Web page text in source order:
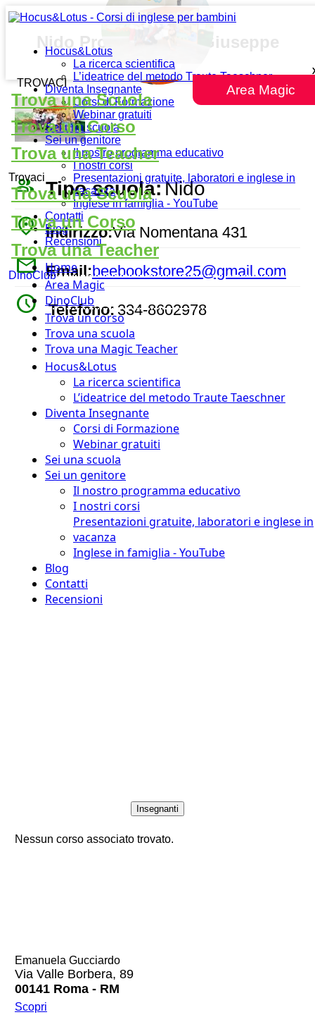
Hocus&Lotus
La ricerca scientifica
L’ideatrice del metodo Traute Taeschner
Diventa Insegnante
Corsi di Formazione
Webinar gratuiti
Sei una scuola
Sei un genitore
Il nostro programma educativo
I nostri corsi
Presentazioni gratuite, laboratori e inglese in
vacanza
Inglese in famiglia - YouTube
Contatti
Blog
Recensioni
Home
Area Magic
DinoClub
Trova un corso
Trova una scuola
Trova una Magic Teacher
Hocus&Lotus
La ricerca scientifica
L’ideatrice del metodo Traute Taeschner
Diventa Insegnante
Corsi di Formazione
Webinar gratuiti
Sei una scuola
Sei un genitore
Il nostro programma educativo
I nostri corsi
Presentazioni gratuite, laboratori e inglese in
vacanza
Inglese in famiglia - YouTube
Blog
Contatti
Recensioni
Area Magic
TROVACI
Trova una Scuola
Trova un Corso
Trova una Teacher
Trovaci
Trova una Scuola
Trova un Corso
Trova una Teacher
DinoClub
Nido Protettorato S. Giuseppe
people_outline Tipo scuola:Nido
place Indirizzo:Via Nomentana 431
mail Email:beebookstore25@gmail.com
watch_later Telefono: 334-8602978
Insegnanti
Nessun corso associato trovato.
Emanuela Gucciardo
Via Valle Borbera, 89
00141 Roma - RM
Scopri